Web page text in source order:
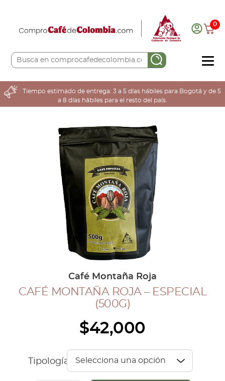
0
COMPRA AQUÍ
COLOMBIA CAFETERA
COLECCIÓN CAFETERA
INGRESAR
Cerrar Sesión
Tiempo estimado de entrega: 3 a 5 días hábiles para Bogotá y de 5
a 8 días hábiles para el resto del país.
Café Montaña Roja
CAFÉ MONTAÑA ROJA – ESPECIAL
(500G)
$42,000
Tipología